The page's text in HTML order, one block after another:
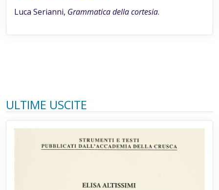
Luca Serianni, Grammatica della cortesia.
ULTIME USCITE